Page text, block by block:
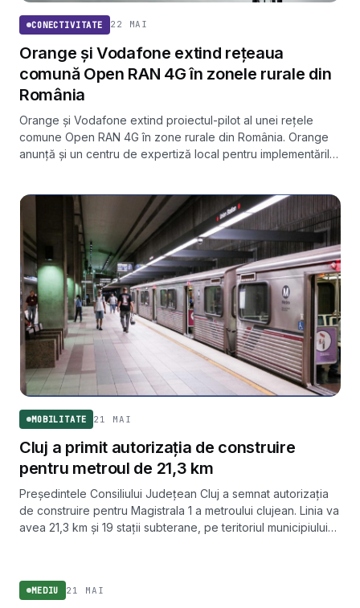
CONECTIVITATE 22 MAI
Orange și Vodafone extind rețeaua
comună Open RAN 4G în zonele rurale din
România
Orange și Vodafone extind proiectul-pilot al unei rețele
comune Open RAN 4G în zone rurale din România. Orange
anunță și un centru de expertiză local pentru implementările
MOBILITATE 21 MAI
Cluj a primit autorizația de construire
pentru metroul de 21,3 km
Președintele Consiliului Județean Cluj a semnat autorizația
de construire pentru Magistrala 1 a metroului clujean. Linia va
avea 21,3 km și 19 stații subterane, pe teritoriul municipiului
MEDIU 21 MAI